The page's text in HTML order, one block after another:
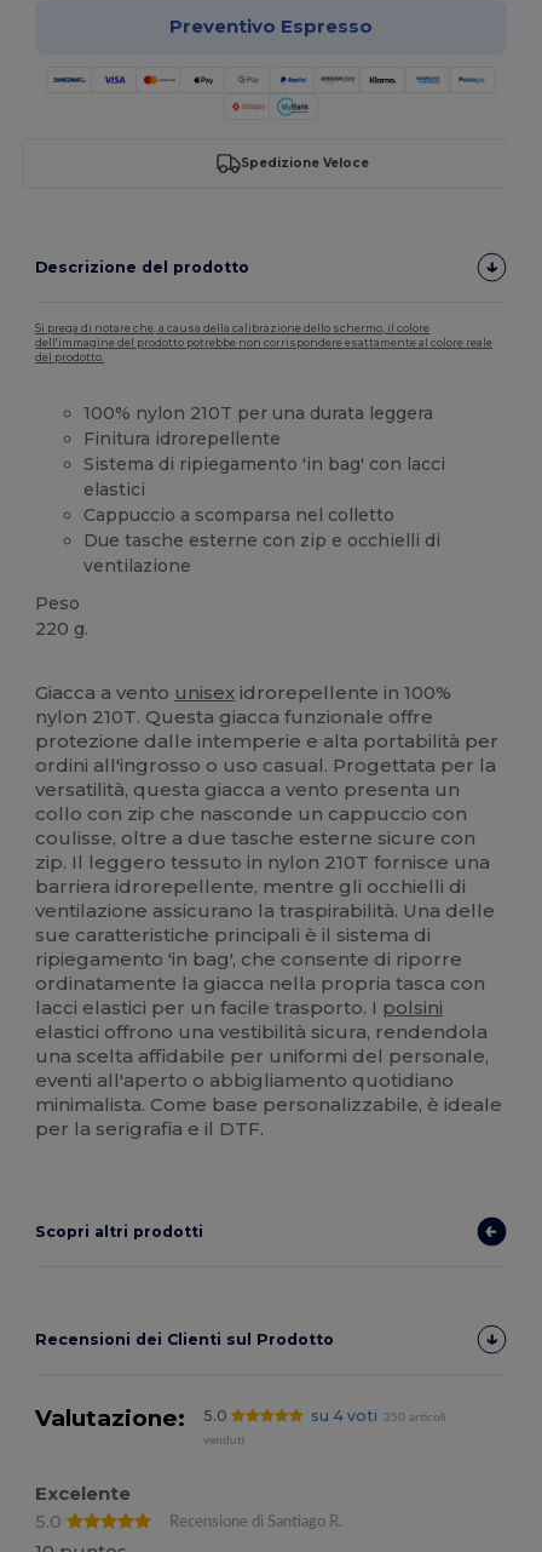
Preventivo Espresso
Spedizione Veloce
Descrizione del prodotto
Si prega di notare che, a causa della calibrazione dello schermo, il colore
dell'immagine del prodotto potrebbe non corrispondere esattamente al colore reale
del prodotto.
100% nylon 210T per una durata leggera
Finitura idrorepellente
Sistema di ripiegamento 'in bag' con lacci
elastici
Cappuccio a scomparsa nel colletto
Due tasche esterne con zip e occhielli di
ventilazione
Peso
220 g.
Giacca a vento unisex idrorepellente in 100%
nylon 210T. Questa giacca funzionale offre
protezione dalle intemperie e alta portabilità per
ordini all'ingrosso o uso casual. Progettata per la
versatilità, questa giacca a vento presenta un
collo con zip che nasconde un cappuccio con
coulisse, oltre a due tasche esterne sicure con
zip. Il leggero tessuto in nylon 210T fornisce una
barriera idrorepellente, mentre gli occhielli di
ventilazione assicurano la traspirabilità. Una delle
sue caratteristiche principali è il sistema di
ripiegamento 'in bag', che consente di riporre
ordinatamente la giacca nella propria tasca con
lacci elastici per un facile trasporto. I polsini
elastici offrono una vestibilità sicura, rendendola
una scelta affidabile per uniformi del personale,
eventi all'aperto o abbigliamento quotidiano
minimalista. Come base personalizzabile, è ideale
per la serigrafia e il DTF.
Scopri altri prodotti
Recensioni dei Clienti sul Prodotto
Valutazione: 5.0 su 4 voti
350 articoli
venduti
Excelente
5.0
Recensione di Santiago R.